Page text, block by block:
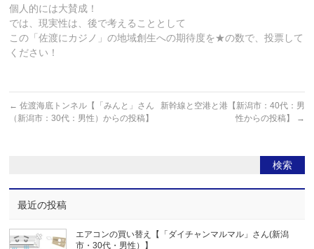
個人的には大賛成！
では、現実性は、後で考えることとして
この「佐渡にカジノ」の地域創生への期待度を★の数で、投票して
ください！
← 佐渡海底トンネル【「みんと」さん
（新潟市：30代：男性）からの投稿】
新幹線と空港と港【新潟市：40代：男
性からの投稿】
→
最近の投稿
エアコンの買い替え【「ダイチャンマルマル」さん(新潟
市・30代・男性）】